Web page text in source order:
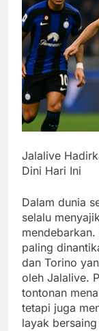
Jalalive
Dini Hari Ini
Dalam dunia
selalu
paling
dan Torino
oleh Jalalive.
tontonan
tetapi juga
layak